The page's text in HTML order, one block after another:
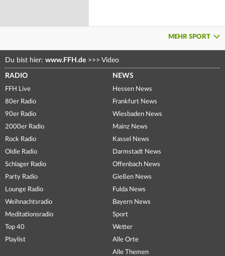
MEHR SPORT
Du bist hier: www.FFH.de >>> Video
RADIO
FFH Live
80er Radio
90er Radio
2000er Radio
Rock Radio
Oldie Radio
Schlager Radio
Party Radio
Lounge Radio
Weihnachtsradio
Meditationsradio
Top 40
Playlist
NEWS
Hessen News
Frankfurt News
Wiesbaden News
Mainz News
Kassel News
Darmstadt News
Offenbach News
Gießen News
Fulda News
Bayern News
Sport
Wetter
Alle Orte
Alle Themen